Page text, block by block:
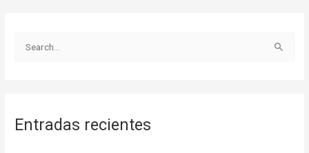
a
Entradas recientes